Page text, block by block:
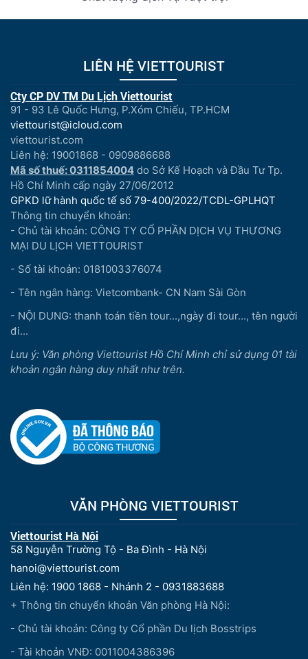
LIÊN HỆ VIETTOURIST
Cty CP DV TM Du Lịch Viettourist
91 - 93 Lê Quốc Hưng, P.Xóm Chiếu, TP.HCM
viettourist@icloud.com
viettourist.com
Liên hệ: 19001868 - 0909886688
Mã số thuế: 0311854004 do Sở Kế Hoạch và Đầu Tư Tp.
Hồ Chí Minh cấp ngày 27/06/2012
GPKD lữ hành quốc tế số 79-400/2022/TCDL-GPLHQT
Thông tin chuyển khoản:
- Chủ tài khoản: CÔNG TY CỔ PHẦN DỊCH VỤ THƯƠNG
MẠI DU LỊCH VIETTOURIST
- Số tài khoản: 0181003376074
- Tên ngân hàng: Vietcombank- CN Nam Sài Gòn
- NỘI DUNG: thanh toán tiền tour...,ngày đi tour..., tên người
đi...
Lưu ý: Văn phòng Viettourist Hồ Chí Minh chỉ sử dụng 01 tài
khoản ngân hàng duy nhất như trên.
VĂN PHÒNG VIETTOURIST
Viettourist Hà Nội
58 Nguyễn Trường Tộ - Ba Đình - Hà Nội
hanoi@viettourist.com
Liên hệ: 1900 1868 - Nhánh 2 - 0931883688
+ Thông tin chuyển khoản Văn phòng Hà Nội:
- Chủ tài khoản: Công ty Cổ phần Du lịch Bosstrips
- Tài khoản VNĐ: 0011004386396